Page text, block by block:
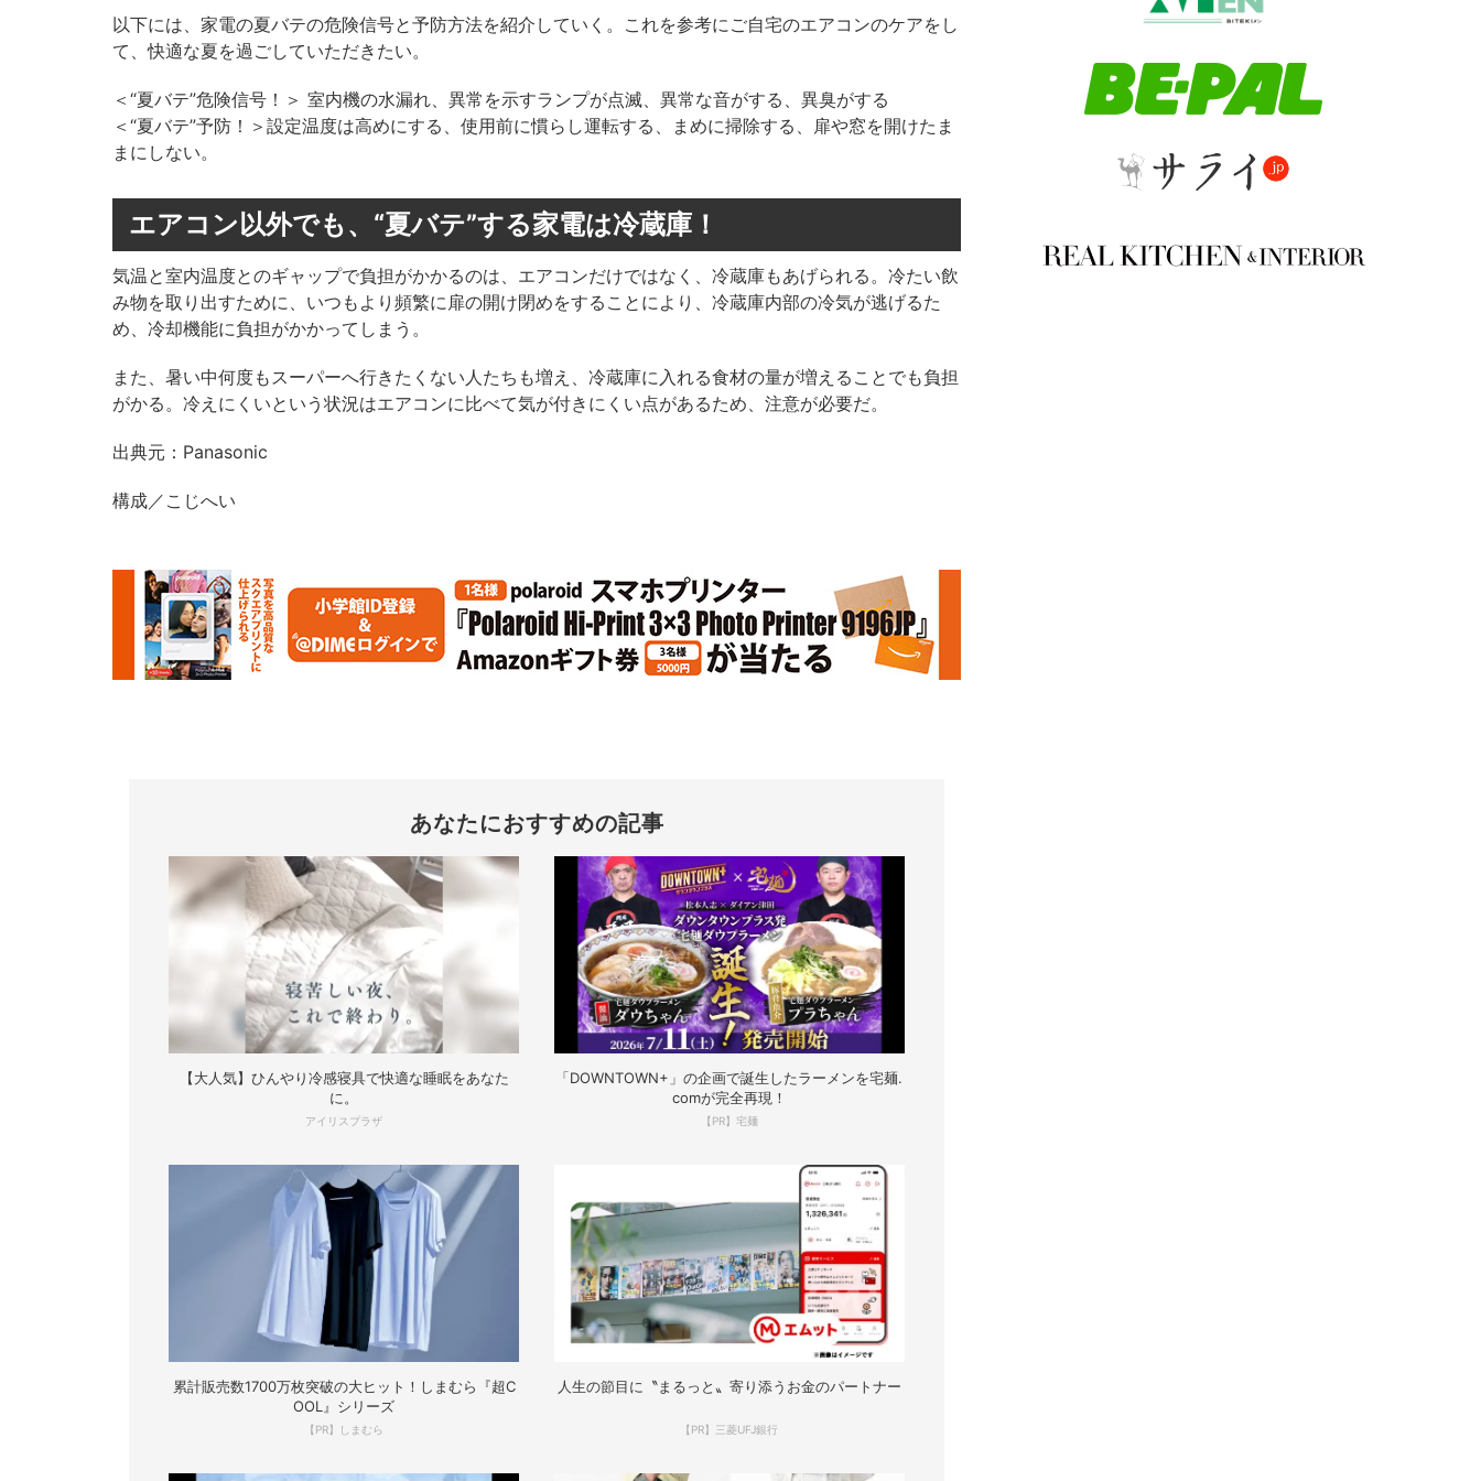
以下には、家電の夏バテの危険信号と予防方法を紹介していく。これを参考にご自宅のエアコンのケアをし
て、快適な夏を過ごしていただきたい。
＜“夏バテ”危険信号！＞ 室内機の水漏れ、異常を示すランプが点滅、異常な音がする、異臭がする
＜“夏バテ”予防！＞設定温度は高めにする、使用前に慣らし運転する、まめに掃除する、扉や窓を開けたま
まにしない。
エアコン以外でも、“夏バテ”する家電は冷蔵庫！
気温と室内温度とのギャップで負担がかかるのは、エアコンだけではなく、冷蔵庫もあげられる。冷たい飲
み物を取り出すために、いつもより頻繁に扉の開け閉めをすることにより、冷蔵庫内部の冷気が逃げるた
め、冷却機能に負担がかかってしまう。
また、暑い中何度もスーパーへ行きたくない人たちも増え、冷蔵庫に入れる食材の量が増えることでも負担
がかる。冷えにくいという状況はエアコンに比べて気が付きにくい点があるため、注意が必要だ。
出典元：Panasonic
構成／こじへい
あなたにおすすめの記事
【大人気】ひんやり冷感寝具で快適な睡眠をあなた
に。
アイリスプラザ
「DOWNTOWN+」の企画で誕生したラーメンを宅麺.
comが完全再現！
【PR】宅麺
累計販売数1700万枚突破の大ヒット！しまむら『超C
OOL』シリーズ
【PR】しまむら
人生の節目に〝まるっと〟寄り添うお金のパートナー
【PR】三菱UFJ銀行